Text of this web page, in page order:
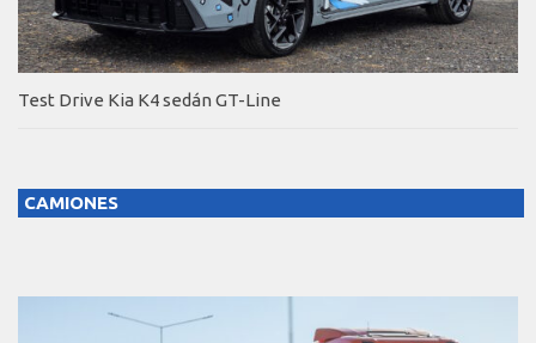
Test Drive Kia K4 sedán GT-Line
CAMIONES